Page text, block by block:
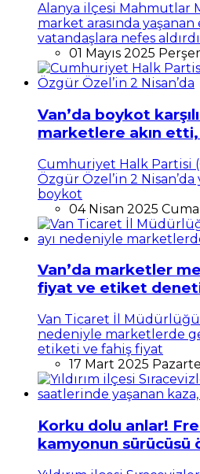
Alanya ilçesi Mahmutlar
market arasında
vatandaşlara nefes
01 Mayıs 2025
Van’da boykot
marketlere akın etti,
Cumhuriyet Halk Partisi
Özgür Özel’in 2
boykot
04 Nisan 2025
Van’da marketler
fiyat ve etiket
Van Ticaret İl Müdürlüğü
nedeniyle marketlerde
etiketi ve fahiş fiyat
17 Mart 2025
Korku dolu anlar!
kamyonun sürücüsü